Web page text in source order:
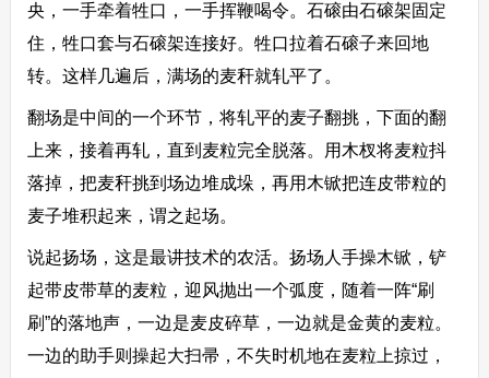
央，一手牵着牲口，一手挥鞭喝令。石磙由石磙架固定
住，牲口套与石磙架连接好。牲口拉着石磙子来回地
转。这样几遍后，满场的麦秆就轧平了。
翻场是中间的一个环节，将轧平的麦子翻挑，下面的翻
上来，接着再轧，直到麦粒完全脱落。用木杈将麦粒抖
落掉，把麦秆挑到场边堆成垛，再用木锨把连皮带粒的
麦子堆积起来，谓之起场。
说起扬场，这是最讲技术的农活。扬场人手操木锨，铲
起带皮带草的麦粒，迎风抛出一个弧度，随着一阵“刷
刷”的落地声，一边是麦皮碎草，一边就是金黄的麦粒。
一边的助手则操起大扫帚，不失时机地在麦粒上掠过，